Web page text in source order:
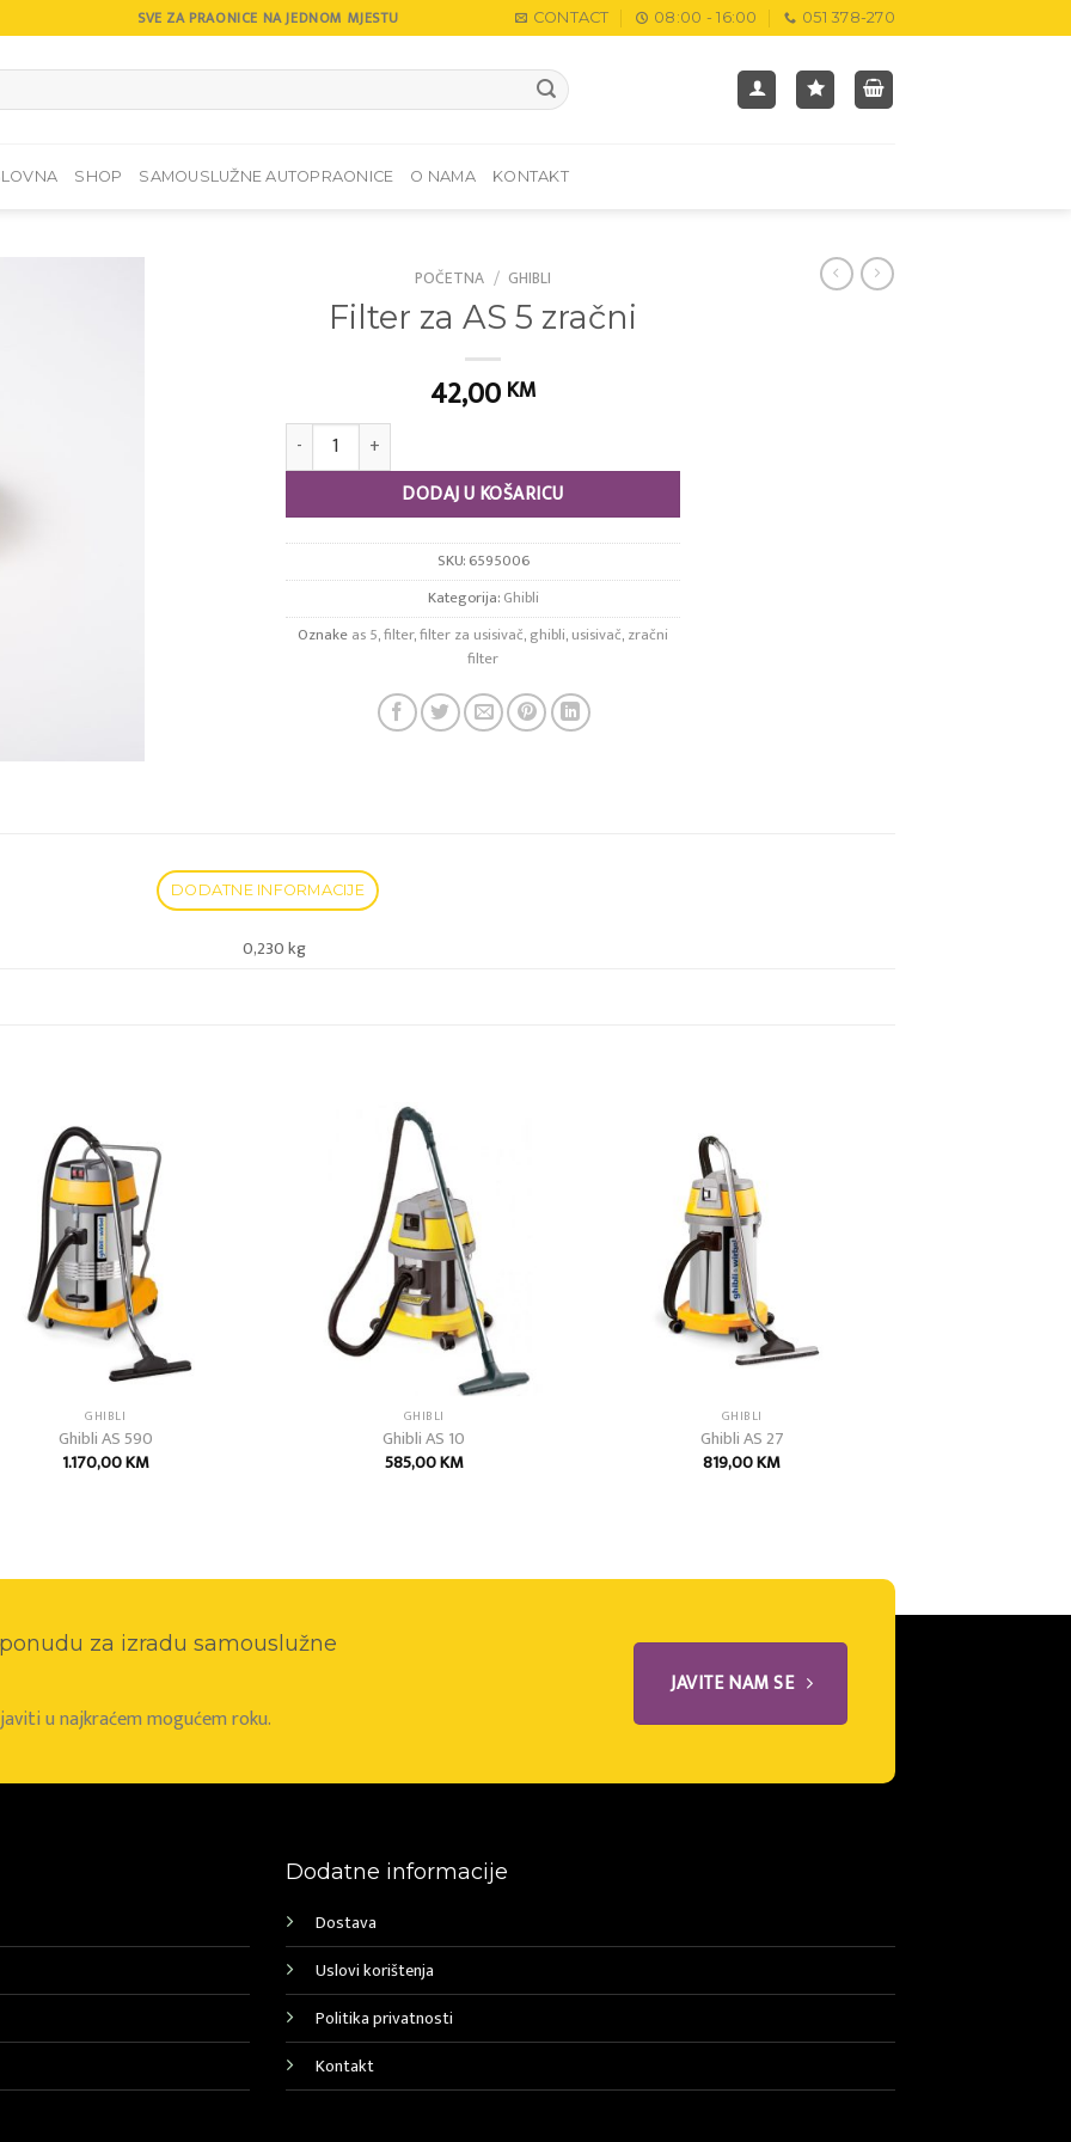
SVE ZA PRAONICE NA JEDNOM MJESTU CONTACT 08:00 - 16:00 051 378-270
SHOP SAMOUSLUŽNE AUTOPRAONICE O NAMA KONTAKT
POČETNA / GHIBLI
Filter za AS 5 zračni
42,00 KM
Filter za AS 5 zračni količina
DODAJ U KOŠARICU
SKU:6595006
Kategorija:Ghibli
Oznakeas 5,filter,filter za usisivač,ghibli,usisivač,zračni
filter
DODATNE INFORMACIJE
0,230 kg
GHIBLI
Ghibli AS 590
1.170,00KM
GHIBLI
Ghibli AS 10
585,00KM
GHIBLI
Ghibli AS 27
819,00KM
za izradu samouslužne
u najkraćem mogućem roku.
JAVITE NAM SE
Dodatne informacije
Dostava
Uslovi korištenja
Politika privatnosti
Kontakt